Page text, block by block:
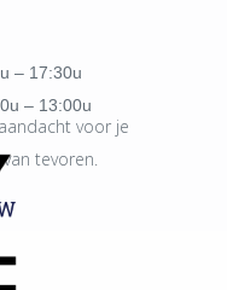
– 17:30u
– 13:00u
voor je
tevoren.